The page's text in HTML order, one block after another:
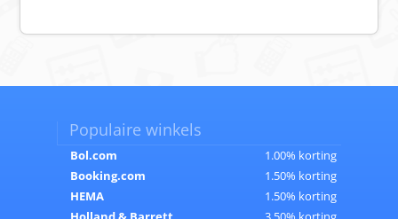
Populaire winkels
Bol.com
1.00% korting
Booking.com
1.50% korting
HEMA
1.50% korting